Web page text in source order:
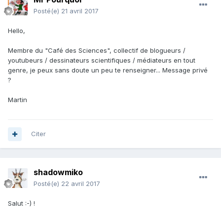
Posté(e) 21 avril 2017
Hello,
Membre du "Café des Sciences", collectif de blogueurs /
youtubeurs / dessinateurs scientifiques / médiateurs en tout
genre, je peux sans doute un peu te renseigner... Message privé
?
Martin
Citer
shadowmiko
Posté(e) 22 avril 2017
Salut :-) !